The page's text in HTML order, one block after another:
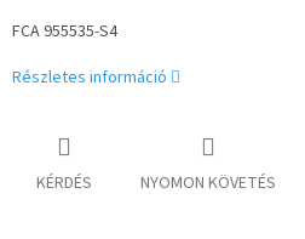
FCA 955535-S4
Részletes információ
KÉRDÉS NYOMON KÖVETÉS